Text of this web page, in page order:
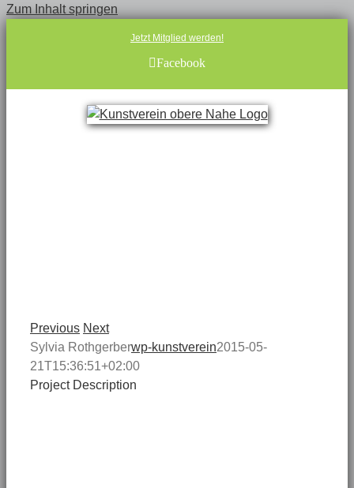
Zum Inhalt springen
Jetzt Mitglied werden!
Facebook
Previous Next
Sylvia Rothgerberwp-kunstverein2015-05-
21T15:36:51+02:00
Project Description